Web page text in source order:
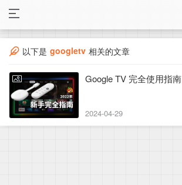
以下是 googletv 相关的文章
Google TV 完全使用指南
2024-04-29